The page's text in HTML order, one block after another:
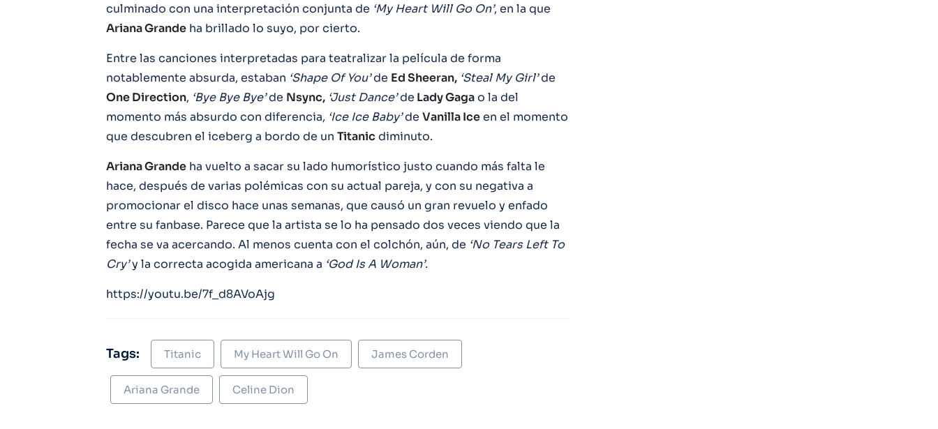
culminado con una interpretación conjunta de ‘My Heart Will Go On’, en la que
Ariana Grande ha brillado lo suyo, por cierto.
Entre las canciones interpretadas para teatralizar la película de forma
notablemente absurda, estaban ‘Shape Of You’de Ed Sheeran, ‘Steal My Girl’de
One Direction, ‘Bye Bye Bye’de Nsync, ‘Just Dance’de Lady Gagao la del
momento más absurdo con diferencia, ‘Ice Ice Baby’de Vanilla Iceen el momento
que descubren el iceberg a bordo de un Titanic diminuto.
Ariana Grande ha vuelto a sacar su lado humorístico justo cuando más falta le
hace, después de varias polémicas con su actual pareja, y con su negativa a
promocionar el disco hace unas semanas, que causó un gran revuelo y enfado
entre su fanbase. Parece que la artista se lo ha pensado dos veces viendo que la
fecha se va acercando. Al menos cuenta con el colchón, aún, de ‘No Tears Left To
Cry’y la correcta acogida americana a ‘God Is A Woman’.
https://youtu.be/7f_d8AVoAjg
Tags: Titanic My Heart Will Go On James Corden
Ariana Grande Celine Dion